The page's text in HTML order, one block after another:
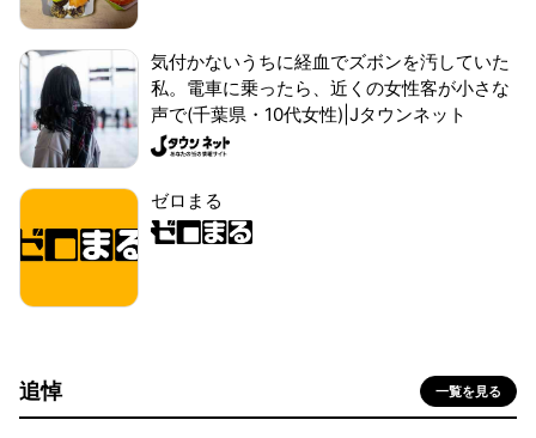
気付かないうちに経血でズボンを汚していた
私。電車に乗ったら、近くの女性客が小さな
声で(千葉県・10代女性)|Jタウンネット
ゼロまる
追悼 一覧を見る